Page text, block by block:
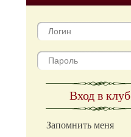
Вход в клуб
Запомнить меня